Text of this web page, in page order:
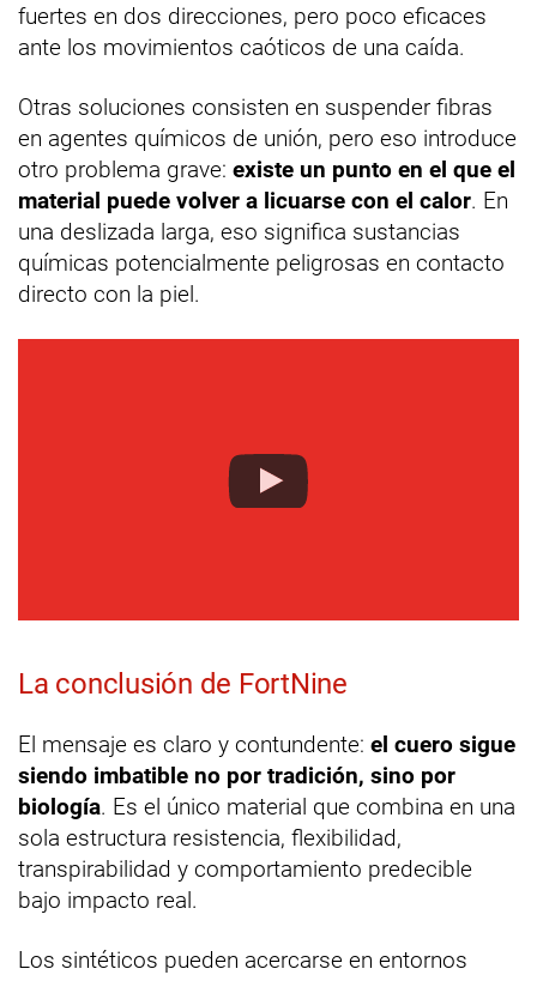
fuertes en dos direcciones, pero poco eficaces
ante los movimientos caóticos de una caída.
Otras soluciones consisten en suspender fibras
en agentes químicos de unión, pero eso introduce
otro problema grave: existe un punto en el que el
material puede volver a licuarse con el calor. En
una deslizada larga, eso significa sustancias
químicas potencialmente peligrosas en contacto
directo con la piel.
La conclusión de FortNine
El mensaje es claro y contundente: el cuero sigue
siendo imbatible no por tradición, sino por
biología. Es el único material que combina en una
sola estructura resistencia, flexibilidad,
transpirabilidad y comportamiento predecible
bajo impacto real.
Los sintéticos pueden acercarse en entornos